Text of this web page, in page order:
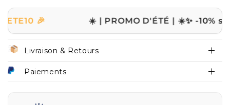
🎉 ☀️ | PROMO D'ÉTÉ | ☀️✨ -10% sur tout
Livraison & Retours
Paiements